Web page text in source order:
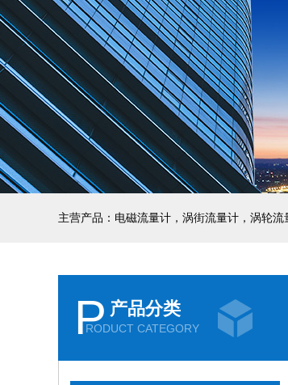
主营产品：电磁流量计，涡街流量计，涡轮
P 产品分类
RODUCT CATEGORY